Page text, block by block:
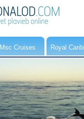
Msc Cruises Royal